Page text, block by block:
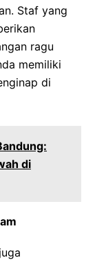
Staf yang
ragu
memiliki
di
di